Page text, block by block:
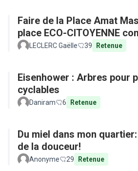
Faire de la Place Amat
place ECO-CITOYENNE
LECLERC Gaëlle 39 Retenue
Eisenhower : Arbres pour
cyclables
Daniram 6 Retenue
Du miel dans mon
de la douceur!
Anonyme 29 Retenue